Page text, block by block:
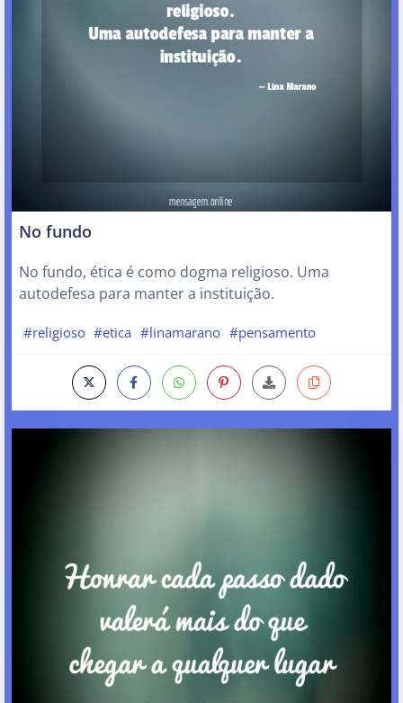
No fundo
No fundo, ética é como dogma religioso. Uma
autodefesa para manter a instituição.
#religioso #etica #linamarano #pensamento